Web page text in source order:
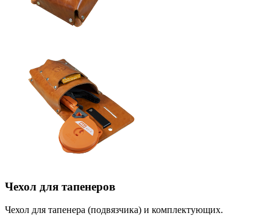
Чехол для тапенеров
Чехол для тапенера (подвязчика) и комплектующих.